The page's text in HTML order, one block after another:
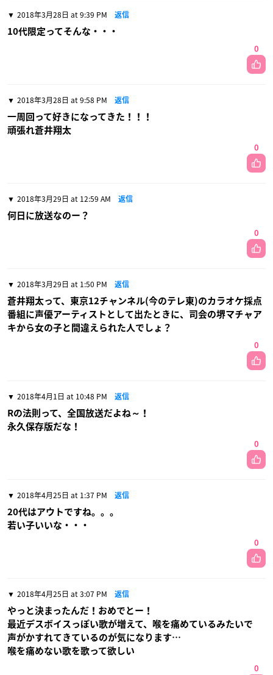
2018年3月28日 at 9:39 PM 返信
10代限定ってそんな・・・
0
2018年3月28日 at 9:58 PM 返信
一周回って好きになってきた！！！
頑張れ蒼井翔太
0
2018年3月29日 at 12:59 AM 返信
何日に放送なのー？
0
2018年3月29日 at 1:50 PM 返信
蒼井翔太って、東京12チャンネル(今のテレ東)のカラオケ採点
番組に声優アーティストとして出たときに、司会の堺マチャア
キから女の子と間違えられた人でしょ？
0
2018年4月1日 at 10:48 PM 返信
Rの法則って、全国放送だよね～！
永久保存版だな！
0
2018年4月25日 at 1:37 PM 返信
20代はアウトですね。。。
若い子いいな・・・
0
2018年4月25日 at 3:07 PM 返信
やっと決まったんだ！おめでとー！
最近デスボイスっぽい歌が増えて、喉を痛めているみたいで
声がかすれてきているのが気になります…
喉を痛めない歌を歌って欲しい
0